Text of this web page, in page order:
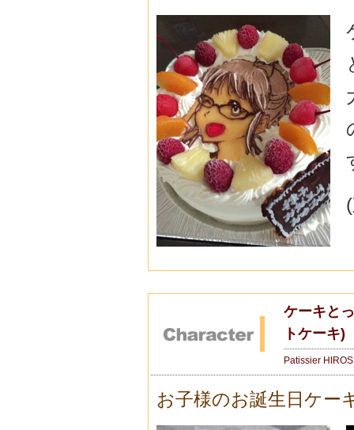
ケーキと
トケーキ)
Patissier
お子様のお誕生日ケー